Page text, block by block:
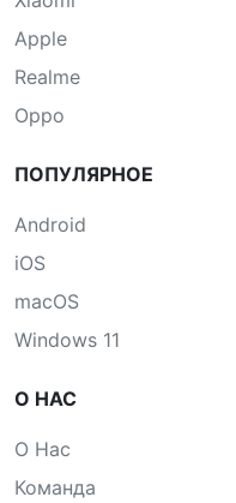
Apple
Realme
Oppo
ПОПУЛЯРНОЕ
Android
iOS
macOS
Windows 11
О НАС
О Нас
Команда